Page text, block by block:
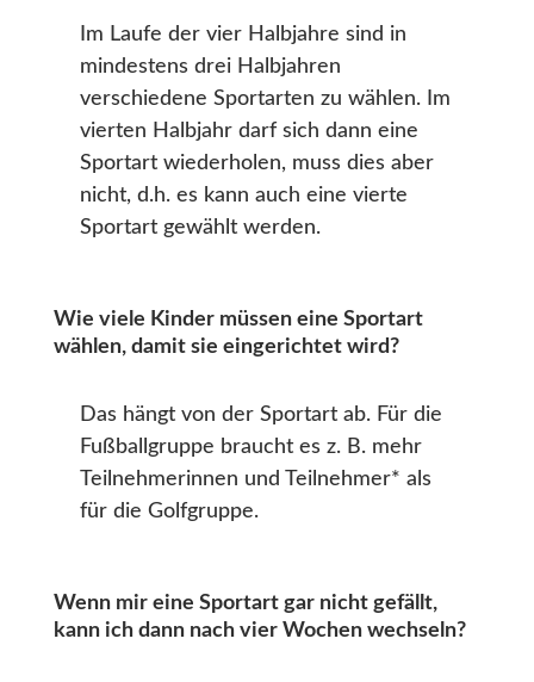
Im Laufe der vier Halbjahre sind in
mindestens drei Halbjahren
verschiedene Sportarten zu wählen. Im
vierten Halbjahr darf sich dann eine
Sportart wiederholen, muss dies aber
nicht, d.h. es kann auch eine vierte
Sportart gewählt werden.
Wie viele Kinder müssen eine Sportart
wählen, damit sie eingerichtet wird?
Das hängt von der Sportart ab. Für die
Fußballgruppe braucht es z. B. mehr
Teilnehmerinnen und Teilnehmer* als
für die Golfgruppe.
Wenn mir eine Sportart gar nicht gefällt,
kann ich dann nach vier Wochen wechseln?